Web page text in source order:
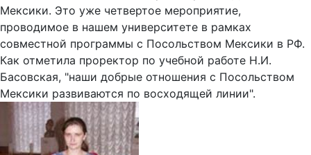
Мексики. Это уже четвертое мероприятие,
проводимое в нашем университете в рамках
совместной программы с Посольством Мексики в РФ.
Как отметила проректор по учебной работе Н.И.
Басовская, "наши добрые отношения с Посольством
Мексики развиваются по восходящей линии".